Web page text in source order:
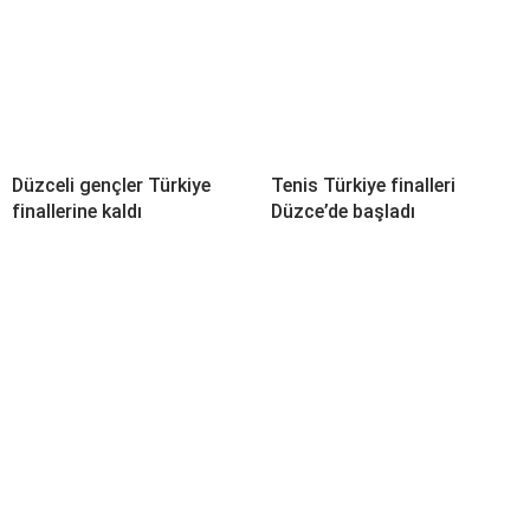
Düzceli gençler Türkiye
finallerine kaldı
Tenis Türkiye finalleri
Düzce’de başladı